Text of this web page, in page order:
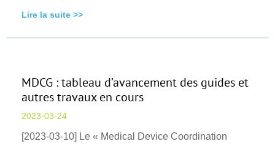
Lire la suite >>
MDCG : tableau d’avancement des guides et
autres travaux en cours
2023-03-24
[2023-03-10] Le « Medical Device Coordination